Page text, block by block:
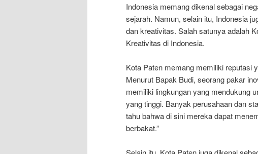
Indonesia memang dikenal sebagai
sejarah. Namun, selain itu, Indonesia
dan kreativitas. Salah satunya adalah
Kreativitas di Indonesia.
Kota Paten memang memiliki reputasi
Menurut Bapak Budi, seorang pakar
memiliki lingkungan yang mendukung
yang tinggi. Banyak perusahaan dan
tahu bahwa di sini mereka dapat
berbakat.”